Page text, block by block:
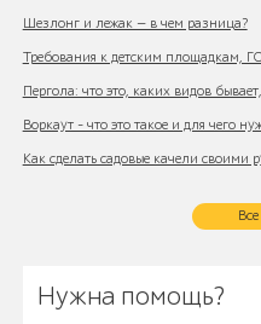
Шезлонг и лежак — в чем разница?
Требования к детским площадкам,
Пергола: что это, каких видов
Воркаут - что это такое и для чего
Как сделать садовые качели своими
Нужна помощь?